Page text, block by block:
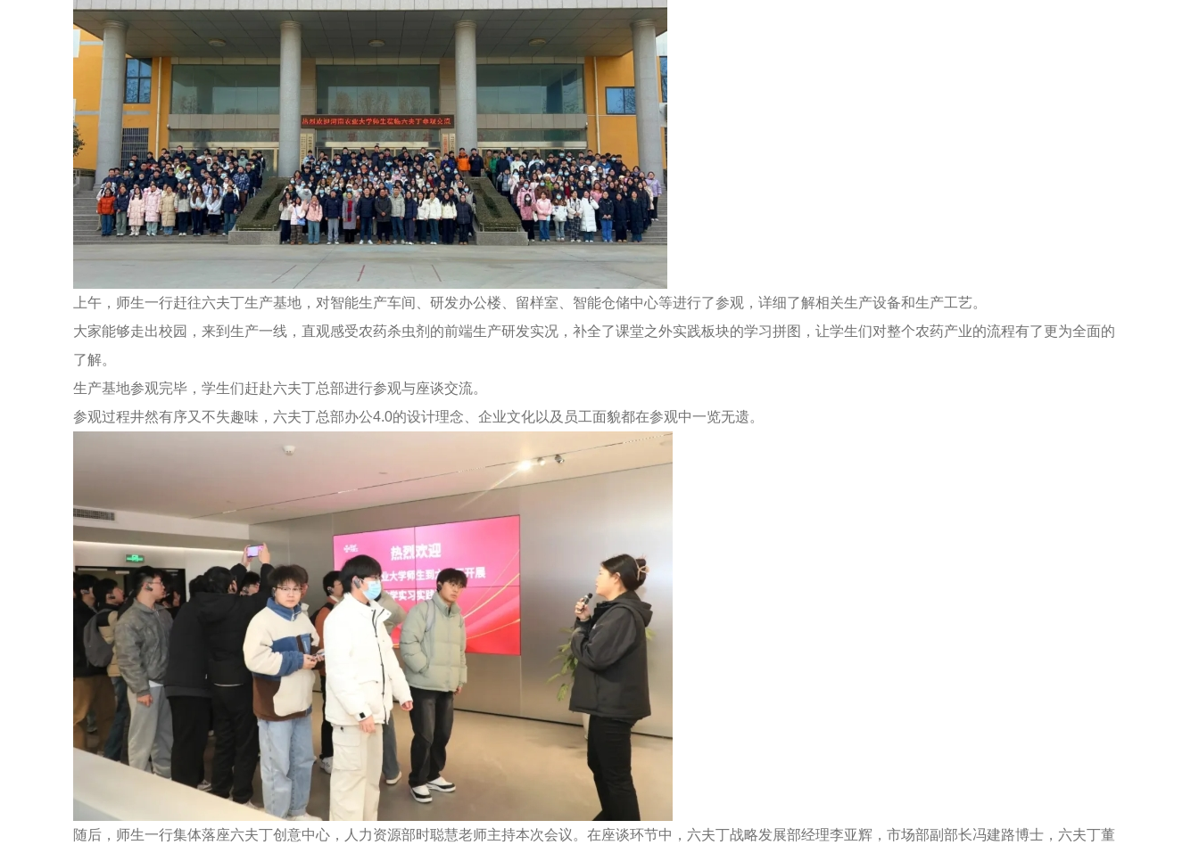
上午，师生一行赶往六夫丁生产基地，对智能生产车间、研发办公楼、留样室、智能仓储中心等进行了参观，详细了解相关生产设备和生产工艺。
大家能够走出校园，来到生产一线，直观感受农药杀虫剂的前端生产研发实况，补全了课堂之外实践板块的学习拼图，让学生们对整个农药产业的流程有了更为全面的
了解。
生产基地参观完毕，学生们赶赴六夫丁总部进行参观与座谈交流。
参观过程井然有序又不失趣味，六夫丁总部办公4.0的设计理念、企业文化以及员工面貌都在参观中一览无遗。
随后，师生一行集体落座六夫丁创意中心，人力资源部时聪慧老师主持本次会议。在座谈环节中，六夫丁战略发展部经理李亚辉，市场部副部长冯建路博士，六夫丁董